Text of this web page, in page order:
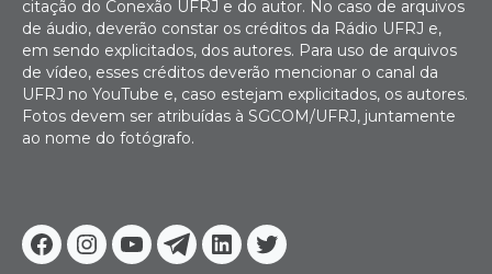
Facebook
Instagram
YoutubeTelegram
Linkedin
Twitter
citação do Conexão UFRJ e do autor. No caso de arquivos
de áudio, deverão constar os créditos da Rádio UFRJ e,
em sendo explicitados, dos autores. Para uso de arquivos
de vídeo, esses créditos deverão mencionar o canal da
UFRJ no YouTube e, caso estejam explicitados, os autores.
Fotos devem ser atribuídas à SGCOM/UFRJ, juntamente
ao nome do fotógrafo.